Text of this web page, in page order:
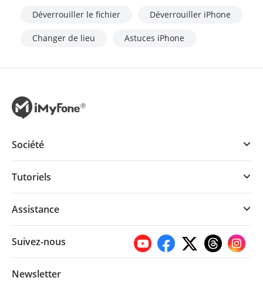
Déverrouiller le fichier Déverrouiller iPhone
Changer de lieu Astuces iPhone
Société
Tutoriels
Assistance
Suivez-nous
Newsletter